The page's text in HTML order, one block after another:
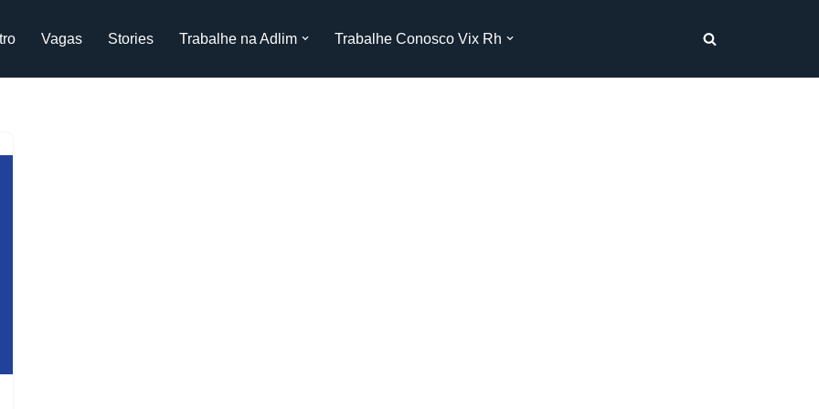
Vagas Stories Trabalhe na Adlim Trabalhe Conosco Vix Rh